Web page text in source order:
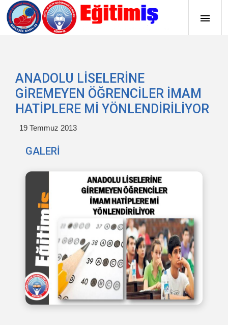
ANADOLU LİSELERİNE
GİREMEYEN ÖĞRENCİLER İMAM
HATİPLERE Mİ YÖNLENDİRİLİYOR
19 Temmuz 2013
GALERİ